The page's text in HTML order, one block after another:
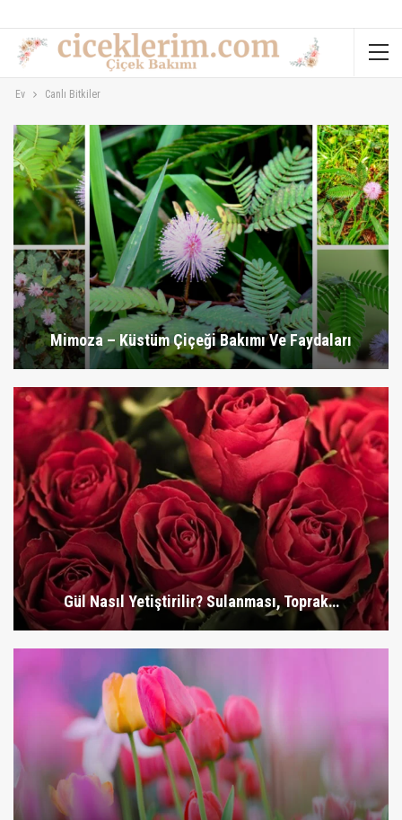
Ev Canlı Bitkiler
Mimoza – Küstüm Çiçeği Bakımı Ve Faydaları
Gül Nasıl Yetiştirilir? Sulanması, Toprak…